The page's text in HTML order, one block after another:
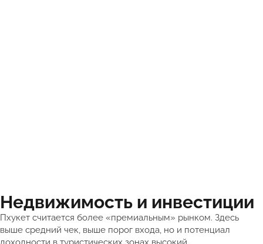
Недвижимость и инвестиции
Пхукет считается более «премиальным» рынком. Здесь
выше средний чек, выше порог входа, но и потенциал